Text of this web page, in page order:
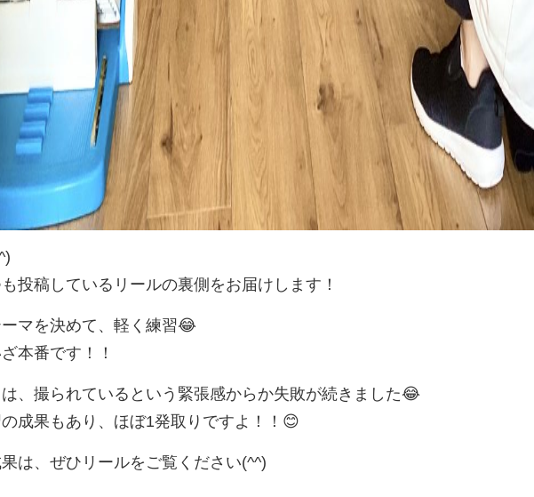
投稿しているリールの裏側をお届けします！
マを決めて、軽く練習😂
本番です！！
、撮られているという緊張感からか失敗が続きました😂
成果もあり、ほぼ1発取りですよ！！😊
は、ぜひリールをご覧ください(^^)